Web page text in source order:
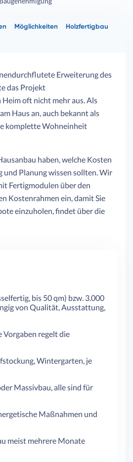
Möglichkeiten
Holzfertigbau
Erweiterung des
das Projekt
oft nicht mehr aus. Als
Haus an, auch bekannt als
komplette Wohneinheit
haben, welche Kosten
und Planung wissen sollten. Wir
Fertigmodulen über den
Kostenrahmen ein, damit Sie
einzuholen, findet über die
bis 50 qm) bzw. 3.000
von Qualität, Ausstattung,
Vorgaben regelt die
Wintergarten, je
Massivbau, alle sind für
Maßnahmen und
meist mehrere Monate